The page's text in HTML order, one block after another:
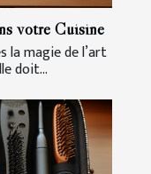
votre Cuisine
la magie de l’art
doit...